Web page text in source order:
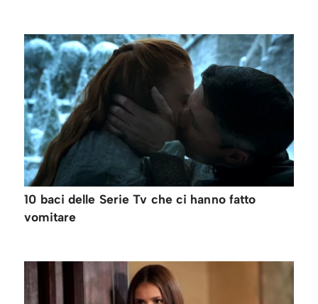
10 baci delle Serie Tv che ci hanno fatto
vomitare